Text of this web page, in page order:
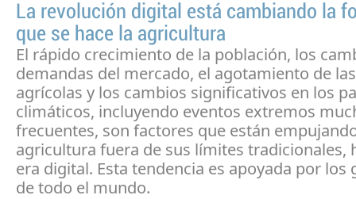
La revolución digital está cambiando la
que se hace la agricultura
El rápido crecimiento de la población, los
demandas del mercado, el agotamiento de
agrícolas y los cambios significativos en los
climáticos, incluyendo eventos extremos
frecuentes, son factores que están
agricultura fuera de sus límites tradicionales,
era digital. Esta tendencia es apoyada por los
de todo el mundo.